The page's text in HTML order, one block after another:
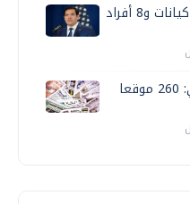
عقوبات أمريكية جديدة على 5 كيانات و8 أفراد
وزير السياحة والآثار الفلسطيني: 260 موقعا